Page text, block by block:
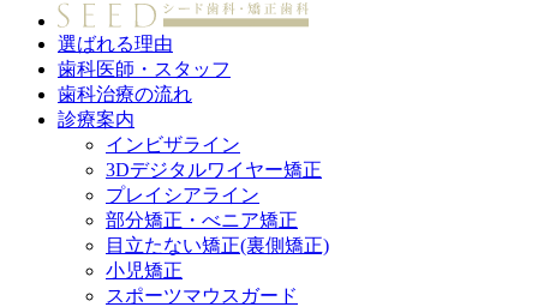
選ばれる理由
歯科医師・スタッフ
歯科治療の流れ
診療案内
インビザライン
3Dデジタルワイヤー矯正
プレイシアライン
部分矯正・べニア矯正
目立たない矯正(裏側矯正)
小児矯正
スポーツマウスガード